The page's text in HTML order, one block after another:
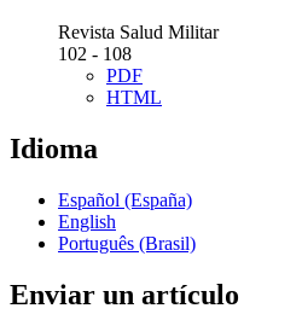
Revista Salud Militar
102 - 108
PDF
HTML
Idioma
Español (España)
English
Português (Brasil)
Enviar un artículo